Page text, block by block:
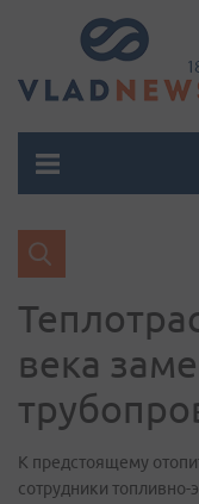
века
К предстоящему
сотрудники топливно-